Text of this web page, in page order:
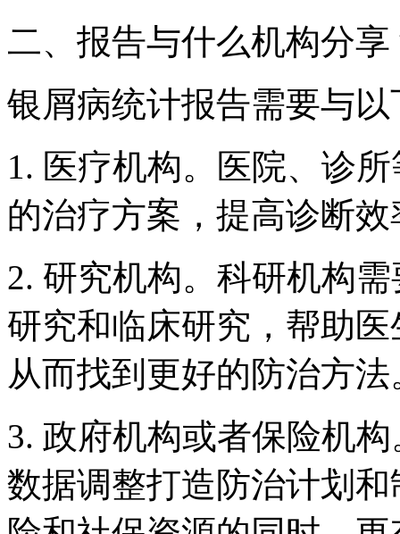
二、报告与什么机构分享
银屑病统计报告需要与
1. 医疗机构。医院、诊
的治疗方案，提高诊断
2. 研究机构。科研机构
研究和临床研究，帮助
从而找到更好的防治方法
3. 政府机构或者保险机
数据调整打造防治计划